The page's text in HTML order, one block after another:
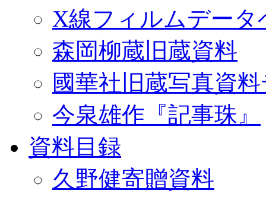
X線フィルムデータ
森岡柳蔵旧蔵資料
國華社旧蔵写真資
今泉雄作『記事珠』
資料目録
久野健寄贈資料